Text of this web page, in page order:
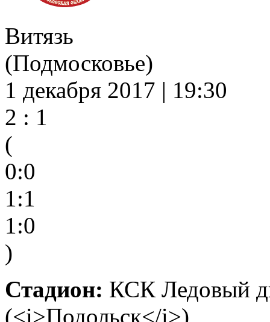
Витязь
(Подмосковье)
1 декабря 2017 | 19:30
2 : 1
(
0:0
1:1
1:0
)
Стадион: КСК Ледовый
(<i>Подольск</i>)